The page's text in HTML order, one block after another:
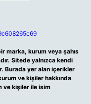
marka, kurum veya şahıs
Sitede yalnızca kendi
Burada yer alan içerikler
ve kişiler hakkında
ve kişiler ile isim